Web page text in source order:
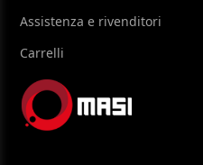
Assistenza e rivenditori
Carrelli